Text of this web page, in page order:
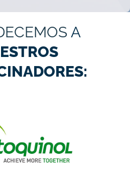
A